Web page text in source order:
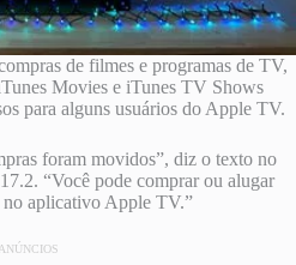
de filmes e programas de TV,
Movies e iTunes TV Shows
para alguns usuários do ‌Apple TV‌.
foram movidos”, diz o texto no
“Você pode comprar ou alugar
no aplicativo ‌Apple TV‌.”
ANÚNCIOS